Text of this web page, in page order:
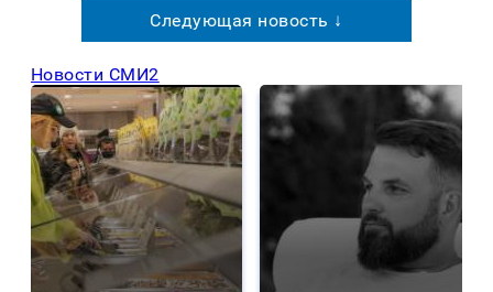
Следующая новость ↓
Новости СМИ2